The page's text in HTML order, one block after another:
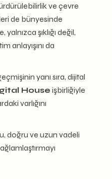
ve çevre
de bünyesinde
yalnızca şıklığı değil,
anlayışını da
yanı sıra, dijital
House işbirliğiyle
varlığını
doğru ve uzun vadeli